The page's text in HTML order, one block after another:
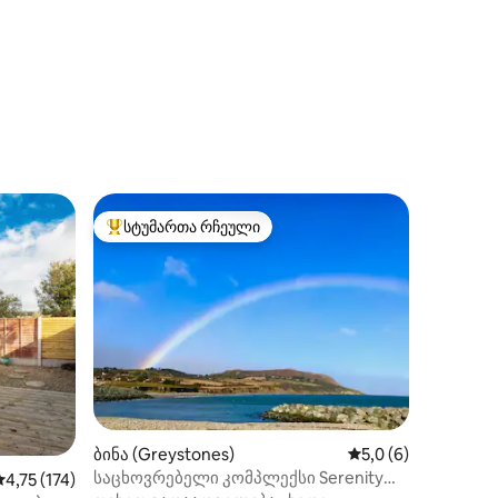
შეფასებაა 5‑დან 4,75, 174 მიმოხილვა
4,75 (174)
სტუმართა რჩეული მოწინავე ვარიანტი
სტუმართა რჩეული
ბინა (Greystones) საშუალო
5,0 (6)
საცხოვრებელი კომპლექსი Serenity